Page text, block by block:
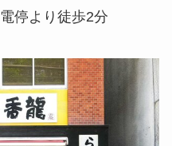
停より徒歩2分